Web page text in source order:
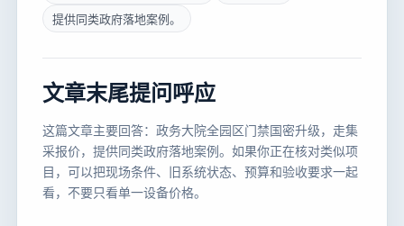
提供同类政府落地案例。
文章末尾提问呼应
这篇文章主要回答：政务大院全园区门禁国密升级，走集
采报价，提供同类政府落地案例。如果你正在核对类似项
目，可以把现场条件、旧系统状态、预算和验收要求一起
看，不要只看单一设备价格。